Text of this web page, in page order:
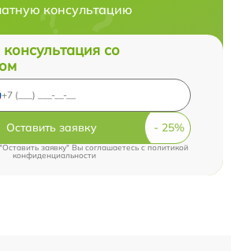
консультацию
со
Оставить заявку
заявку" Вы соглашаетесь cполитикой
конфиденциальности